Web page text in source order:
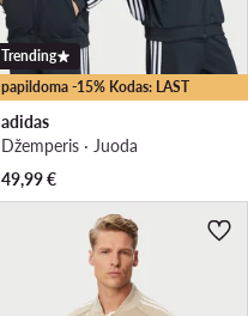
papildoma -15% Kodas: LAST
Trending
adidas
Džemperis · Juoda
49,99€